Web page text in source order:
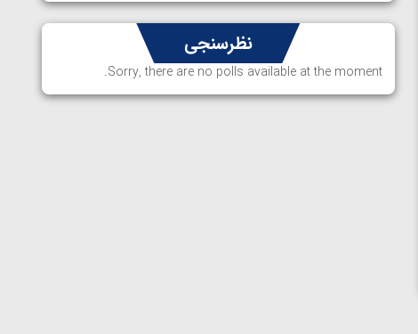
نظرسنجی
Sorry, there are no polls available at the moment.